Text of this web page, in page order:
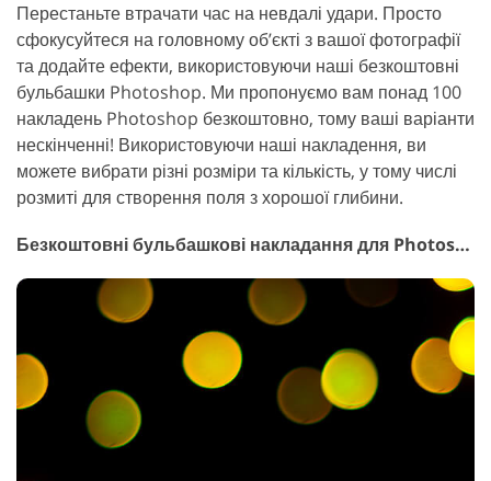
Перестаньте втрачати час на невдалі удари. Просто
сфокусуйтеся на головному об’єкті з вашої фотографії
та додайте ефекти, використовуючи наші безкоштовні
бульбашки Photoshop. Ми пропонуємо вам понад 100
накладень Photoshop безкоштовно, тому ваші варіанти
нескінченні! Використовуючи наші накладення, ви
можете вибрати різні розміри та кількість, у тому числі
розмиті для створення поля з хорошої глибини.
Безкоштовні бульбашкові накладання для Photoshop #31 "Bokeh"